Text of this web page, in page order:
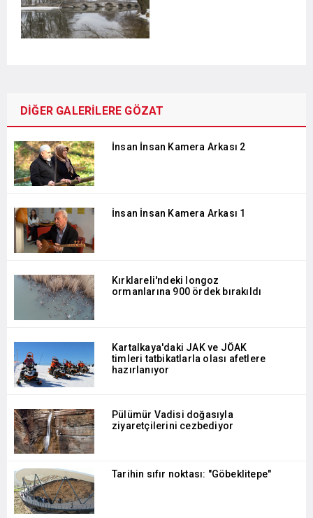
DİĞER GALERİLERE GÖZAT
İnsan İnsan Kamera Arkası 2
İnsan İnsan Kamera Arkası 1
Kırklareli'ndeki longoz
ormanlarına 900 ördek bırakıldı
Kartalkaya'daki JAK ve JÖAK
timleri tatbikatlarla olası afetlere
hazırlanıyor
Pülümür Vadisi doğasıyla
ziyaretçilerini cezbediyor
Tarihin sıfır noktası: "Göbeklitepe"